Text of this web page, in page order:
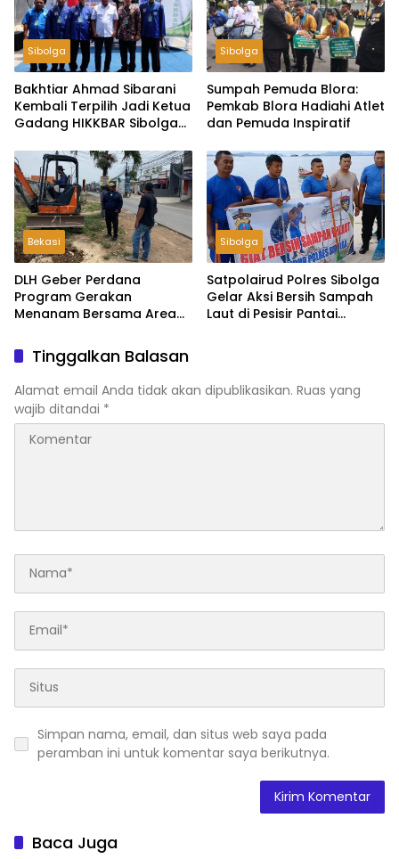
Sibolga
Bakhtiar Ahmad Sibarani
Kembali Terpilih Jadi Ketua
Gadang HIKKBAR Sibolga–
Sibolga
Sumpah Pemuda Blora:
Pemkab Blora Hadiahi Atlet
dan Pemuda Inspiratif
Bekasi
DLH Geber Perdana
Program Gerakan
Menanam Bersama Area
Sibolga
Satpolairud Polres Sibolga
Gelar Aksi Bersih Sampah
Laut di Pesisir Pantai
Tinggalkan Balasan
Alamat email Anda tidak akan dipublikasikan. Ruas yang
wajib ditandai *
Simpan nama, email, dan situs web saya pada
peramban ini untuk komentar saya berikutnya.
Baca Juga